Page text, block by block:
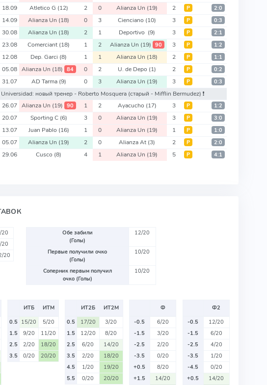
18.09 Atletico G (12) 2 0 Alianza Un (19) 2 Р 2:0
14.09 Alianza Un (18) 0 3 Cienciano (10) 3 Р 0:3
30.08 Alianza Un (18) 2 1 Deportivo (9) 3 Р 2:1
23.08 Comerciant (18) 1 2 Alianza Un (19) 90 3 Р 1:2
12.08 Dep. Garci (8) 1 1 Alianza Un (18) 2 Р 1:1
05.08 Alianza Un (18) 84 0 2 U. de Depo (1) 2 Р 0:2
31.07 AD Tarma (9) 0 3 Alianza Un (19) 3 Р 0:3
Universidad: новый тренер - Roberto Mosquera (старый - Mifflin Bermudez) ❗️
26.07 Alianza Un (19) 90 1 2 Ayacucho (17) 3 Р 1:2
20.07 Sporting C (6) 3 0 Alianza Un (19) 3 Р 3:0
13.07 Juan Pablo (16) 1 0 Alianza Un (19) 1 Р 1:0
05.07 Alianza Un (19) 2 0 Alianza At (3) 2 Р 2:0
29.06 Cusco (8) 4 1 Alianza Un (19) 5 Р 4:1
20
20
20
Обе забили
(Голы)
12/20
Первые получили очко
(Голы)
10/20
Соперник первым получил
очко (Голы)
10/20
ИТБ
ИТМ
0.5 15/20
5/20
1.5
9/20
11/20
2.5
2/20
18/20
3.5
0/20 20/20
ИТ2Б
ИТ2М
0.5
17/20
3/20
1.5
12/20
8/20
2.5
6/20
14/20
3.5
2/20
18/20
4.5
1/20
19/20
5.5
0/20 20/20
Ф
-0.5
6/20
-1.5
3/20
-2.5
2/20
-3.5
0/20
+0.5
8/20
+1.5
14/20
Ф2
-0.5
12/20
-1.5
6/20
-2.5
4/20
-3.5
1/20
-4.5
0/20
+0.5
14/20